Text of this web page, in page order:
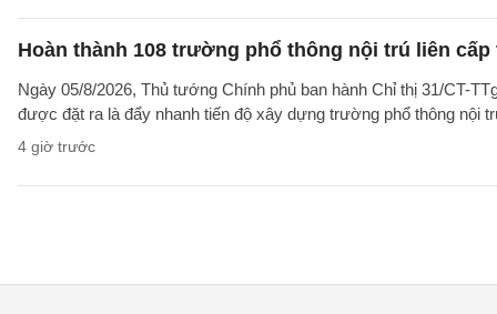
Hoàn thành 108 trường phổ thông nội trú liên
Ngày 05/8/2026, Thủ tướng Chính phủ ban hành Chỉ thị 31/CT-
được đặt ra là đẩy nhanh tiến độ xây dựng trường phổ thông nội
4 giờ trước